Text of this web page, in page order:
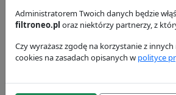
P606120
Donaldson
P606121
Donaldson
Administratorem Twoich danych będzie
filtroneo.pl oraz niektórzy partnerzy, z
Czy wyrażasz zgodę na korzystanie z
cookies na zasadach opisanych w polityce